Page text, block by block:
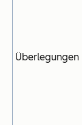
Überlegungen